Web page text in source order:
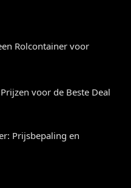
Rolcontainer voor
voor de Beste Deal
Prijsbepaling en